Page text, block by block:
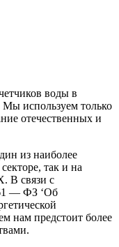
воды в
Мы используем только
отечественных и
из наиболее
так и на
В связи с
— ФЗ ‘Об
нам предстоит более